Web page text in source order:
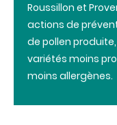
Roussillon et
actions de
de pollen
variétés moins
moins allergènes.